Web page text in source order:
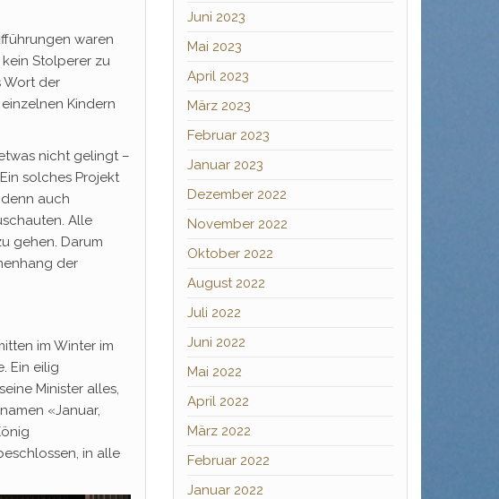
waren
Stolperer zu
Wort der
Kindern
nicht gelingt –
solches Projekt
auch
Alle
gehen. Darum
der
im Winter im
Ein eilig
Minister alles,
«Januar,
in alle
Juni 2023
Mai 2023
April 2023
März 2023
Februar 2023
Januar 2023
Dezember 2022
November 2022
Oktober 2022
August 2022
Juli 2022
Juni 2022
Mai 2022
April 2022
März 2022
Februar 2022
Januar 2022